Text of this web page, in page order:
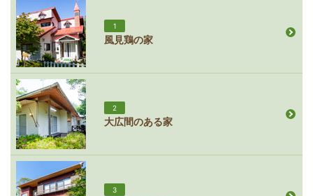
1
風見鶏の家
2
大広間のある家
3